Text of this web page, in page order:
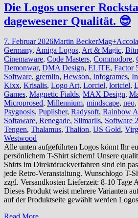
Die Logos unserer
dagewesener Qualität. 😎
7. Februar 2026Martin BeckerMag+
Germany, Amiga Logos, Art & Magic,
Cinemaware, Code Masters, Commodore,
Demonwar, DMA Design, ELITE, Factor
Software, gremlin, Hewson, Infogrames,
Kixx, Krisalis, Logo Art, Lorciel, loriciel,
Games, Magnetic Fialds, MAX Design,
Microprosed, Millennium, mindscape, neo,
Psygnosis, Puplisher, Radysoft, Rainbow
Softaware, Renegade, Silmarils, Software
Tengen, Thalamus, Thalion, US Gold,
Westwood
Alle unten aufgeführten Logos könnt Ihr
persönlichem T-Shirt sichern! Unsere
Shirts im Direktdruckverfahren sind ein
jede Retro-Veranstaltung. Wunschlogo T-
zzgl. Versandkosten Lieferzeit: 8-10 Tage
Dieses Produkt weist mehrere Varianten
auf der Produktseite gewählt werden